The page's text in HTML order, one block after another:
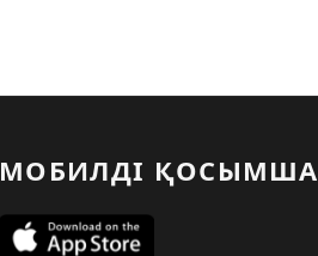
МОБИЛДІ ҚОСЫМША